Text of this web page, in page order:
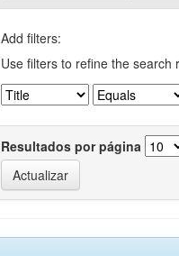
Add filters:
Use filters to refine the search
Resultados por página